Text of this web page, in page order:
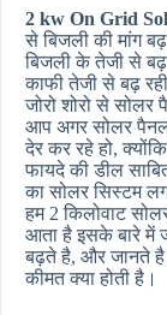
2 kw On Grid
से बिजली की मांग
बिजली के तेजी से
काफी तेजी से बढ़
जोरो शोरो से
आप अगर सोलर पैनल
देर कर रहे हो,
फायदे की डील
का सोलर सिस्टम
हम 2 किलोवाट
आता है इसके बारे में
बढ़ते है, और जानते है
कीमत क्या होती है।